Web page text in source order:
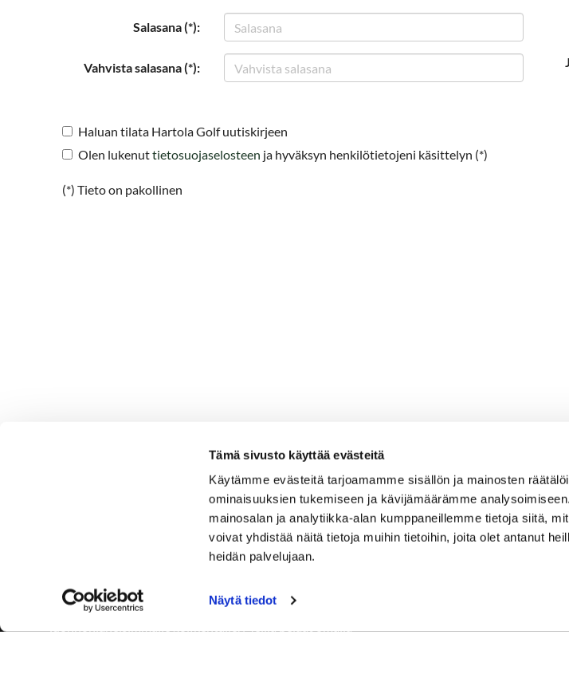
Tämä sivusto käyttää evästeitä
Käytämme evästeitä tarjoamamme sisällön ja mainosten
ominaisuuksien tukemiseen ja kävijämäärämme
mainosalan ja analytiikka-alan kumppaneillemme tietoja siitä,
voivat yhdistää näitä tietoja muihin tietoihin, joita olet antanut
heidän palvelujaan.
Näytä tiedot
Salasana (*):
Vahvista salasana (*):
Haluan tilata Hartola Golf uutiskirjeen
Olen lukenuttietosuojaselosteen ja hyväksyn henkilötietojeni käsittelyn (*)
(*) Tieto on pakollinen
Tervetuloa Hartola Golfiin, Suomen ystävällisimmälle ja